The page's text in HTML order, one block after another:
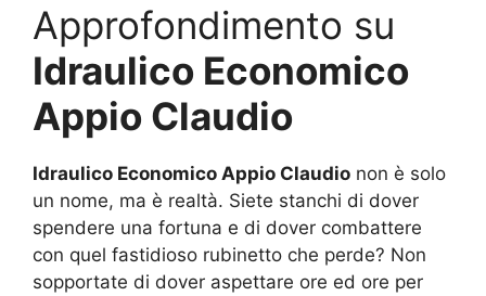
Approfondimento su
Idraulico Economico
Appio Claudio
Idraulico Economico Appio Claudio non è solo
un nome, ma è realtà. Siete stanchi di dover
spendere una fortuna e di dover combattere
con quel fastidioso rubinetto che perde? Non
sopportate di dover aspettare ore ed ore per